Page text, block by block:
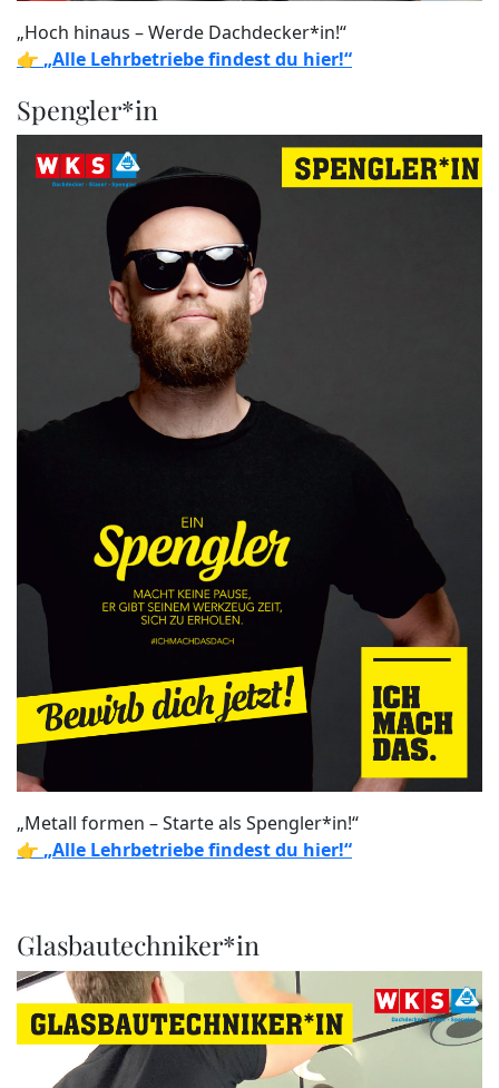
„Hoch hinaus – Werde Dachdecker*in!“
👉 „Alle Lehrbetriebe findest du hier!“
Spengler*in
„Metall formen – Starte als Spengler*in!“
👉 „Alle Lehrbetriebe findest du hier!“
Glasbautechniker*in